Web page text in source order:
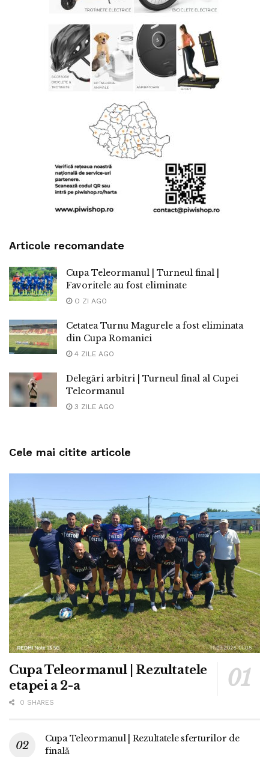
Articole recomandate
Cupa Teleormanul | Turneul final |
Favoritele au fost eliminate
O ZI AGO
Cetatea Turnu Magurele a fost eliminata
din Cupa Romaniei
4 ZILE AGO
Delegări arbitri | Turneul final al Cupei
Teleormanul
3 ZILE AGO
Cele mai citite articole
Cupa Teleormanul | Rezultatele
etapei a 2-a
0 SHARES
Cupa Teleormanul | Rezultatele sferturilor de
finală